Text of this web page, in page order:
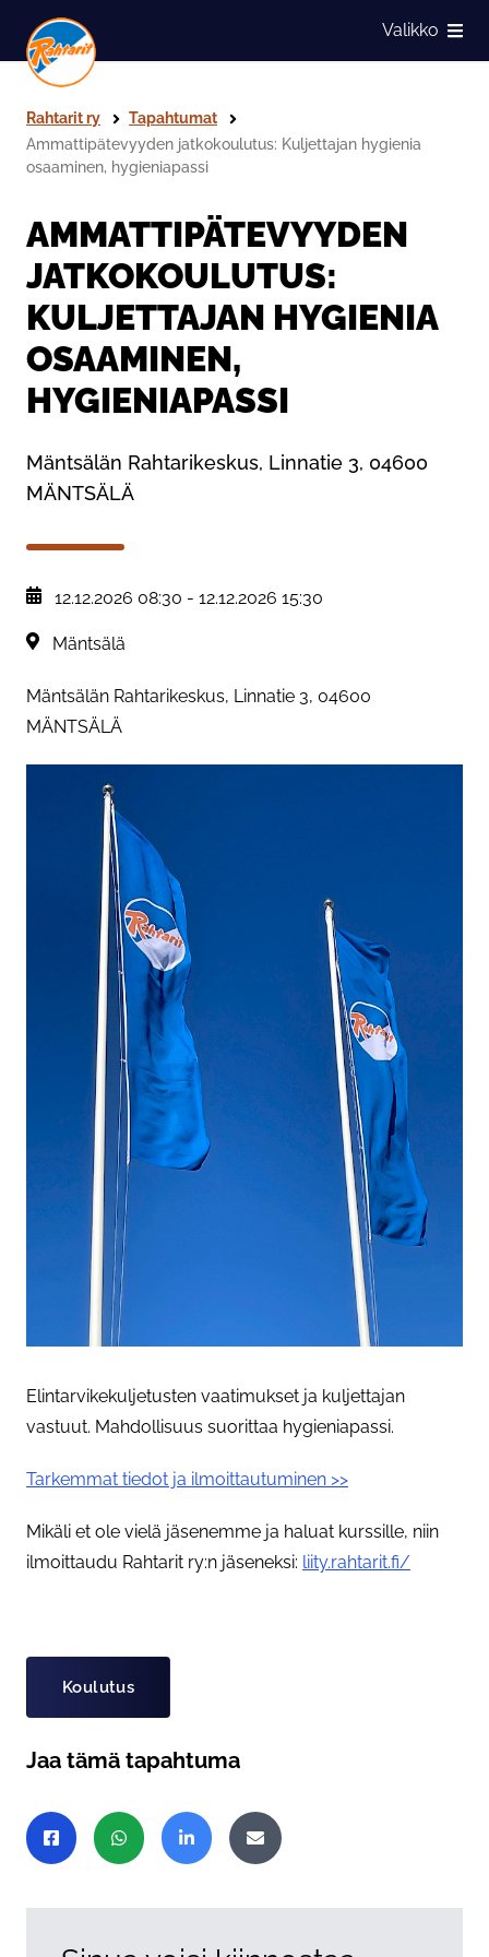
Siirry sivun sisältöön
Näytä
Valikko
Rahtarit ry
Tapahtumat
Ammattipätevyyden jatkokoulutus: Kuljettajan hygienia
osaaminen, hygieniapassi
AMMATTIPÄTEVYYDEN
JATKOKOULUTUS:
KULJETTAJAN HYGIENIA
OSAAMINEN,
HYGIENIAPASSI
Mäntsälän Rahtarikeskus, Linnatie 3, 04600
MÄNTSÄLÄ
, Tapahtuman päiväys:
12.12.2026 08:30 - 12.12.2026 15:30
Sijainti:Mäntsälä
Mäntsälän Rahtarikeskus, Linnatie 3, 04600
MÄNTSÄLÄ
Elintarvikekuljetusten vaatimukset ja kuljettajan
vastuut. Mahdollisuus suorittaa hygieniapassi.
Tarkemmat tiedot ja ilmoittautuminen >>
Mikäli et ole vielä jäsenemme ja haluat kurssille, niin
ilmoittaudu Rahtarit ry:n jäseneksi: liity.rahtarit.fi/
Koulutus
Jaa tämä tapahtuma
Jaa sivu
Jaa Facebookissa
Jaa WhatsAppissa
Jaa LinkedInissäJaa sähköpostitse